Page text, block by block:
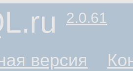
2.0.61
версия